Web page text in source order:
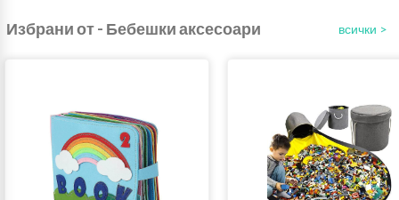
Избрани от - Бебешки аксесоари всички >